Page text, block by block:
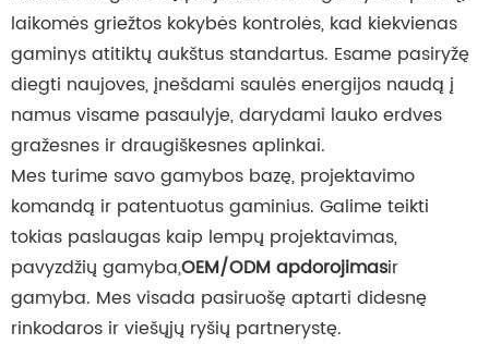
laikomės griežtos kokybės kontrolės, kad kiekvienas
gaminys atitiktų aukštus standartus. Esame pasiryžę
diegti naujoves, įnešdami saulės energijos naudą į
namus visame pasaulyje, darydami lauko erdves
gražesnes ir draugiškesnes aplinkai.
Mes turime savo gamybos bazę, projektavimo
komandą ir patentuotus gaminius. Galime teikti
tokias paslaugas kaip lempų projektavimas,
pavyzdžių gamyba,OEM/ODM apdorojimasir
gamyba. Mes visada pasiruošę aptarti didesnę
rinkodaros ir viešųjų ryšių partnerystę.